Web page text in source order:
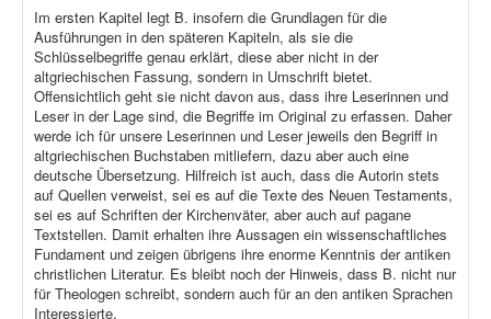
Im ersten Kapitel legt B. insofern die Grundlagen für die
Ausführungen in den späteren Kapiteln, als sie die
Schlüsselbegriffe genau erklärt, diese aber nicht in der
altgriechischen Fassung, sondern in Umschrift bietet.
Offensichtlich geht sie nicht davon aus, dass ihre Leserinnen und
Leser in der Lage sind, die Begriffe im Original zu erfassen. Daher
werde ich für unsere Leserinnen und Leser jeweils den Begriff in
altgriechischen Buchstaben mitliefern, dazu aber auch eine
deutsche Übersetzung. Hilfreich ist auch, dass die Autorin stets
auf Quellen verweist, sei es auf die Texte des Neuen Testaments,
sei es auf Schriften der Kirchenväter, aber auch auf pagane
Textstellen. Damit erhalten ihre Aussagen ein wissenschaftliches
Fundament und zeigen übrigens ihre enorme Kenntnis der antiken
christlichen Literatur. Es bleibt noch der Hinweis, dass B. nicht nur
für Theologen schreibt, sondern auch für an den antiken Sprachen
Interessierte.